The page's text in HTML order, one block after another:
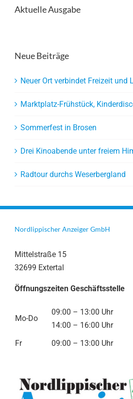
Aktuelle Ausgabe
Neue Beiträge
Neuer Ort verbindet Freizeit und
Marktplatz-Frühstück,
Sommerfest in Brosen
Drei Kinoabende unter freiem
Radtour durchs Weserbergland
Nordlippischer Anzeiger GmbH
Mittelstraße 15
32699 Extertal
Öffnungszeiten Geschäftsstelle
Mo-Do
09:00 – 13:00 Uhr
14:00 – 16:00 Uhr
Fr
09:00 – 13:00 Uhr